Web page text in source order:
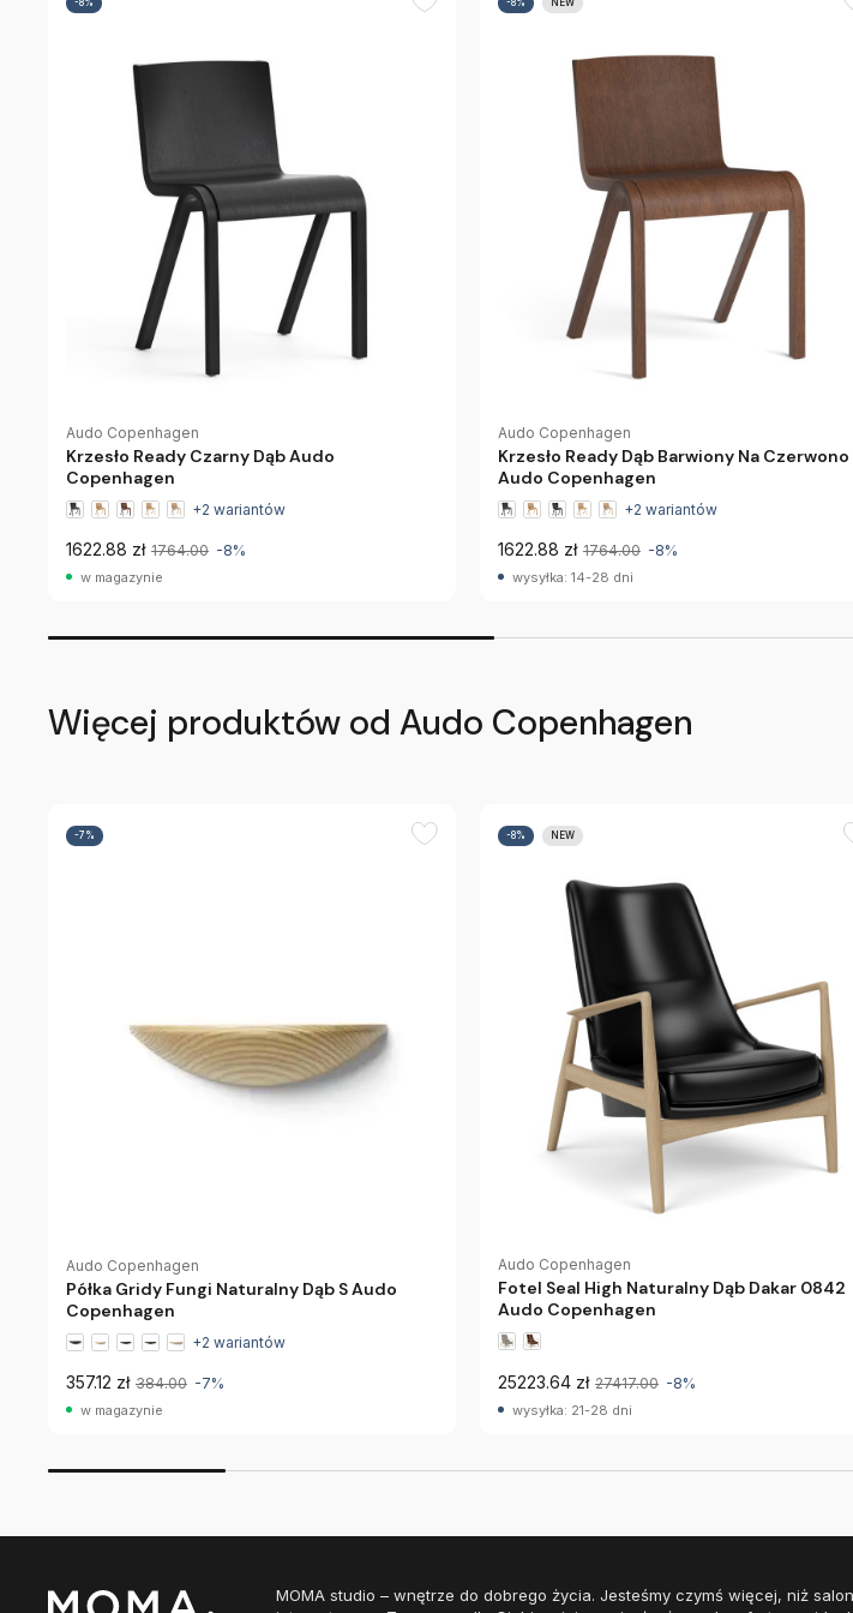
-8%
Audo Copenhagen
Krzesło Ready Czarny Dąb Audo
Copenhagen
+2 wariantów
1622.88 zł 1764.00 -8%
w magazynie
-8% NEW
Audo Copenhagen
Krzesło Ready Dąb Barwiony Na Czerwono
Audo Copenhagen
+2 wariantów
1622.88 zł 1764.00 -8%
wysyłka: 14-28 dni
Więcej produktów od Audo Copenhagen
-7%
Audo Copenhagen
Półka Gridy Fungi Naturalny Dąb S Audo
Copenhagen
+2 wariantów
357.12 zł 384.00 -7%
w magazynie
-8% NEW
Audo Copenhagen
Fotel Seal High Naturalny Dąb Dakar 0842
Audo Copenhagen
25223.64 zł 27417.00 -8%
wysyłka: 21-28 dni
MOMA studio – wnętrze do dobrego życia. Jesteśmy czymś więcej, niż